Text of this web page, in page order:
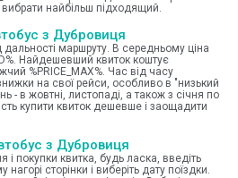
вибрати найбільш підходящий.
з Дубровиця
дальності маршруту. В середньому ціна
Найдешевший квиток коштує
%PRICE_MAX%. Час від часу
на свої рейси, особливо в "низький
- в жовтні, листопаді, а також з січня по
купити квиток дешевше і заощадити
з Дубровиця
покупки квитка, будь ласка, введіть
сторінки і виберіть дату поїздки.